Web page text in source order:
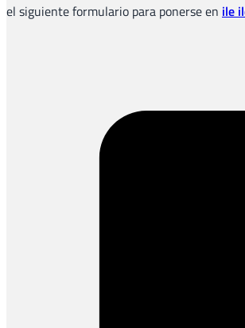
el siguiente formulario para ponerse en ile